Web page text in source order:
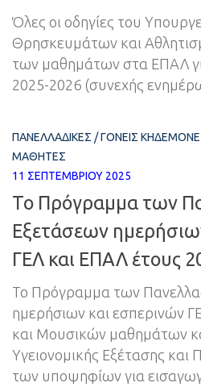
Όλες οι οδηγίες του
Θρησκευμάτων και
των μαθημάτων στα ΕΠΑΛ
2025-2026 (συνεχής
ΠΑΝΕΛΛΑΔΙΚΈΣ /ΓΟΝΕΊΣ
ΜΑΘΗΤΈΣ
11 ΣΕΠΤΕΜΒΡΊΟΥ 2025
Το Πρόγραμμα των
Εξετάσεων
ΓΕΛ και ΕΠΑΛ έτους
Το Πρόγραμμα των
ημερήσιων και εσπερινών
και Μουσικών μαθημάτων
Υγειονομικής Εξέτασης και
των υποψηφίων για